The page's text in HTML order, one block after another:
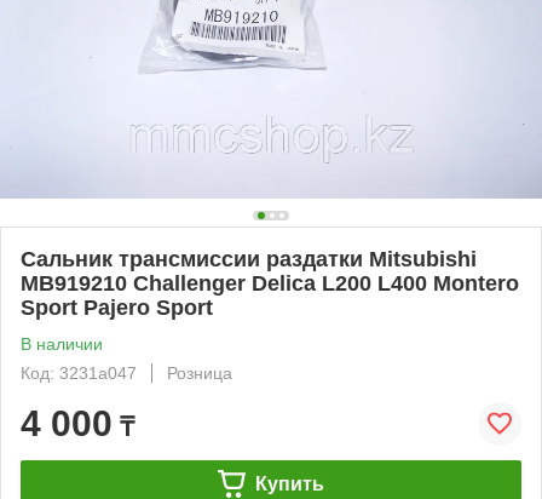
Сальник трансмиссии раздатки Mitsubishi
MB919210 Challenger Delica L200 L400 Montero
Sport Pajero Sport
В наличии
Код: 3231a047
Розница
4 000 ₸
Купить